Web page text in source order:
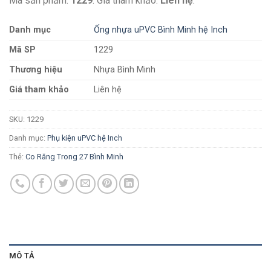
Danh mục
Ống nhựa uPVC Bình Minh hệ Inch
Mã SP
1229
Thương hiệu
Nhựa Bình Minh
Giá tham khảo
Liên hệ
SKU: 1229
Danh mục: Phụ kiện uPVC hệ Inch
Thẻ: Co Răng Trong 27 Bình Minh
MÔ TẢ